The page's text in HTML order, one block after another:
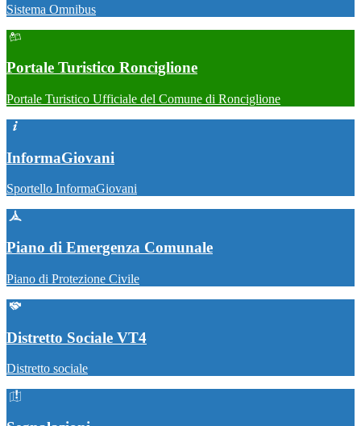
Sistema Omnibus
Portale Turistico Ronciglione
Portale Turistico Ufficiale del Comune di Ronciglione
InformaGiovani
Sportello InformaGiovani
Piano di Emergenza Comunale
Piano di Protezione Civile
Distretto Sociale VT4
Distretto sociale